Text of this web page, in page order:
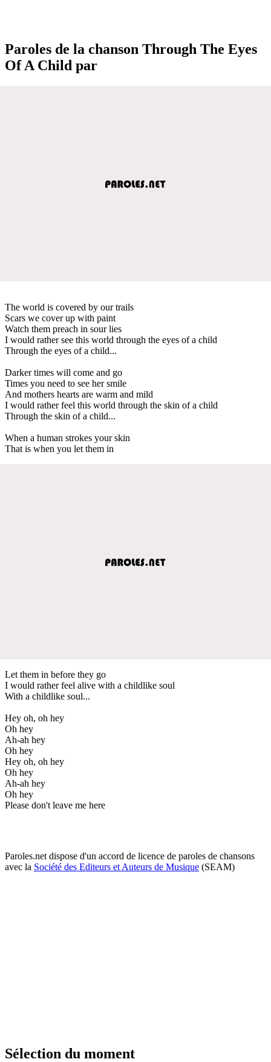
Paroles de la chanson Through The Eyes
Of A Child par
The world is covered by our trails
Scars we cover up with paint
Watch them preach in sour lies
I would rather see this world through the eyes of a child
Through the eyes of a child...
Darker times will come and go
Times you need to see her smile
And mothers hearts are warm and mild
I would rather feel this world through the skin of a child
Through the skin of a child...
When a human strokes your skin
That is when you let them in
Let them in before they go
I would rather feel alive with a childlike soul
With a childlike soul...
Hey oh, oh hey
Oh hey
Ah-ah hey
Oh hey
Hey oh, oh hey
Oh hey
Ah-ah hey
Oh hey
Please don't leave me here
Paroles.net dispose d'un accord de licence de paroles de chansons
avec la Société des Editeurs et Auteurs de Musique (SEAM)
Sélection du moment